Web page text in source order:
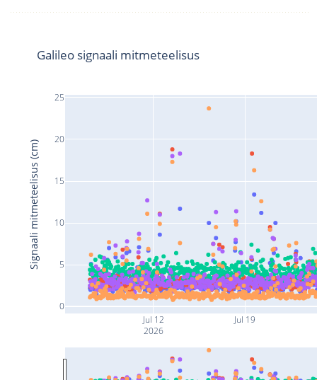
Jul 12
2026
Jul 19
0
5
10
15
20
25
Galileo signaali mitmeteelisus
Signaali mitmeteelisus (cm)